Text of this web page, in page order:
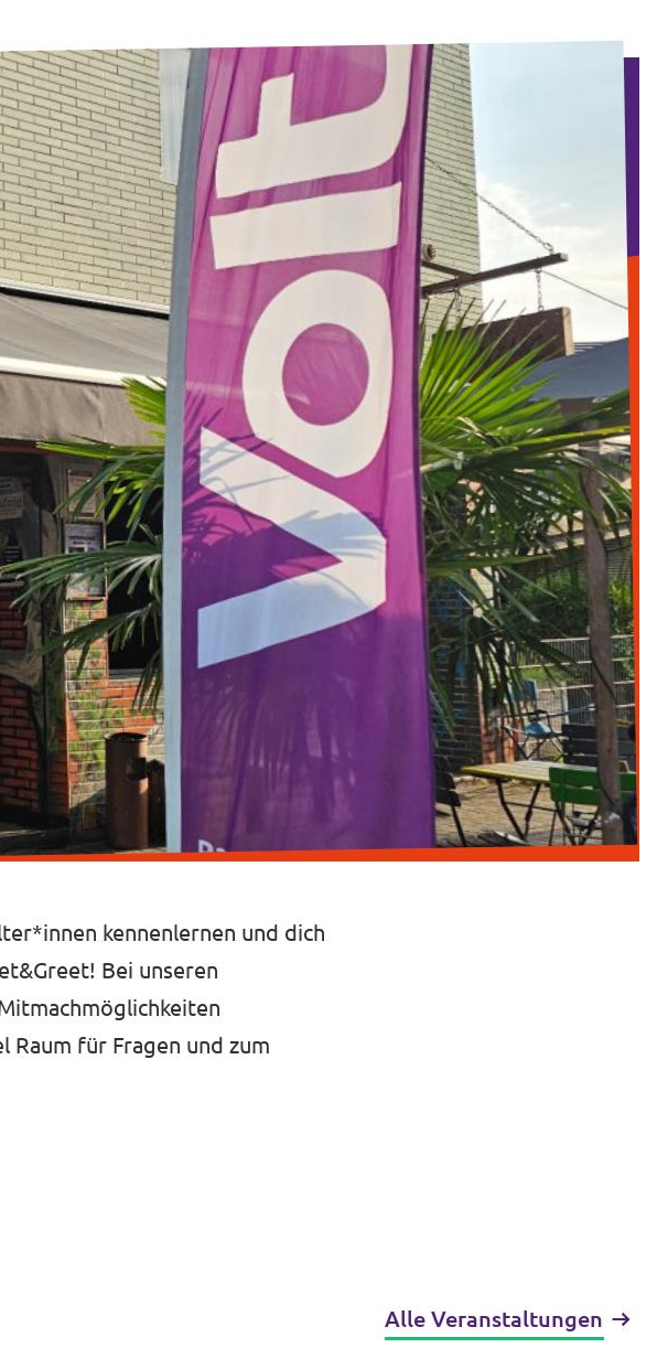
kennenlernen und dich
Bei unseren
für Fragen und zum
Alle Veranstaltungen